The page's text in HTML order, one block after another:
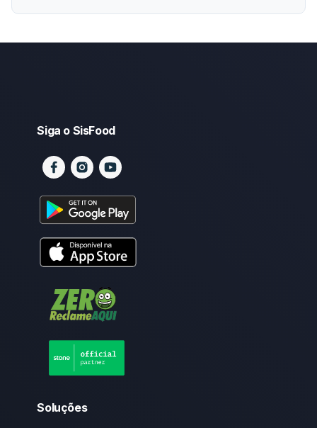
Siga o SisFood
Soluções